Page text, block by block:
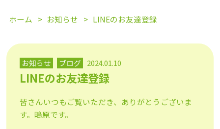
ホーム お知らせ LINEのお友達登録
お知らせ ブログ 2024.01.10
LINEのお友達登録
皆さんいつもご覧いただき、ありがとうございま
す。鴫原です。